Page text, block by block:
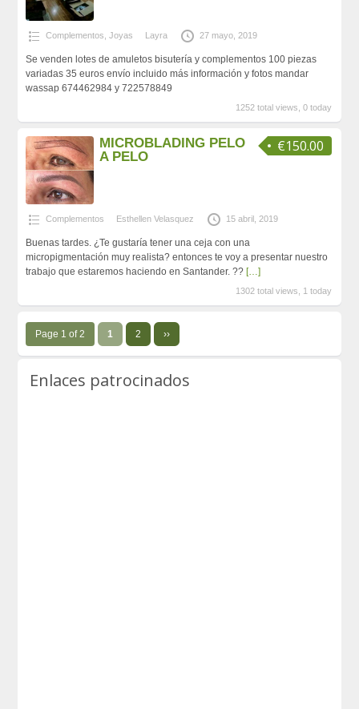
Complementos Joyas Layra 27 mayo, 2019
Se venden lotes de amuletos bisutería y complementos 100 piezas
variadas 35 euros envío incluido más información y fotos mandar
wassap 674462984 y 722578849
1252 total views, 0 today
€150.00
MICROBLADING PELO
A PELO
Complementos Esthellen Velasquez 15 abril, 2019
Buenas tardes. ¿Te gustaría tener una ceja con una
micropigmentación muy realista? entonces te voy a presentar nuestro
trabajo que estaremos haciendo en Santander. ?? […]
1302 total views, 1 today
Page 1 of 2 1 2 ››
Enlaces patrocinados